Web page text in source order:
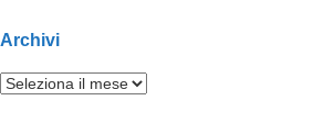
Archivi